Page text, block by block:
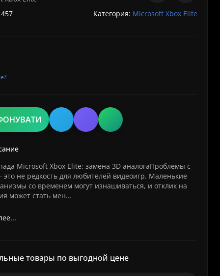
Категория: Microsoft Xbox Elite
Microsoft Xbox Elite: замена 3D аналогаПроблемы с
не редкость для любителей видеоигр. Маленькие
со временем могут изнашиваться, и отклик на
может стать мен...
товары по выгодной цене